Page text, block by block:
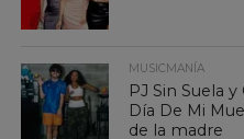
MUSICMANÍA
PJ Sin Suela
Día De Mi
de la madre